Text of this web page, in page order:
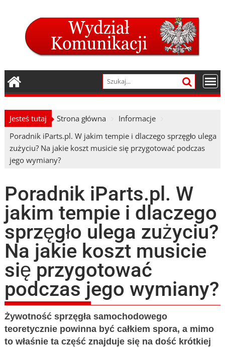
Jesteś tutaj Strona główna
Informacje
Poradnik iParts.pl. W jakim tempie i dlaczego sprzęgło ulega
zużyciu? Na jakie koszt musicie się przygotować podczas
jego wymiany?
Poradnik iParts.pl. W
jakim tempie i dlaczego
sprzęgło ulega zużyciu?
Na jakie koszt musicie
się przygotować
podczas jego wymiany?
Żywotność sprzęgła samochodowego
teoretycznie powinna być całkiem spora, a mimo
to właśnie ta część znajduje się na dość krótkiej